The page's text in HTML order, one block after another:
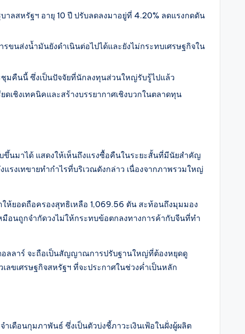
ลสหรัฐฯ อายุ 10 ปี ปรับลดลงมาอยู่ที่ 4.20% ลดแรงกดดัน
นส่งน้ำมันยังดำเนินต่อไปได้และยังไม่กระทบเศรษฐกิจใน
ชุมคืนนี้ ซึ่งเป็นปัจจัยที่นักลงทุนส่วนใหญ่รับรู้ไปแล้ว
เชิงเทคนิคและสร้างบรรยากาศเชิงบวกในตลาดทุน
นมาได้ แสดงให้เห็นถึงแรงซื้อคืนในระยะสั้นที่มีนัยสำคัญ
งเทขายทำกำไรที่บริเวณดังกล่าว เนื่องจากภาพรวมใหญ่
ให้ยอดถือครองสุทธิเหลือ 1,069.56 ตัน สะท้อนถึงมุมมอง
อนถูกจำกัดวงไม่ให้กระทบข้อตกลงทางการค้ากับจีนที่ทำ
อลลาร์ จะถือเป็นสัญญาณการปรับฐานใหญ่ที่ต้องหยุดดู
ขเศรษฐกิจสหรัฐฯ ที่จะประกาศในช่วงค่ำเป็นหลัก
เดือนกุมภาพันธ์ ซึ่งเป็นตัวบ่งชี้ภาวะเงินเฟ้อในฝั่งผู้ผลิต